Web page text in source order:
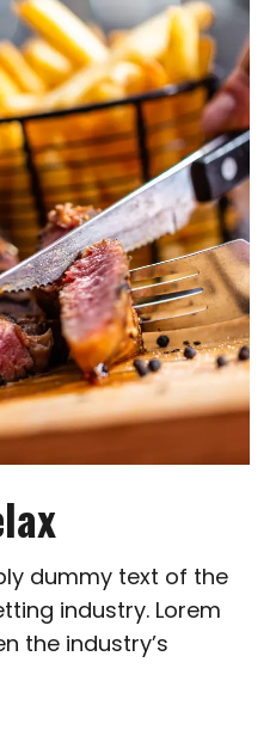
dummy text of the
industry. Lorem
the industry’s